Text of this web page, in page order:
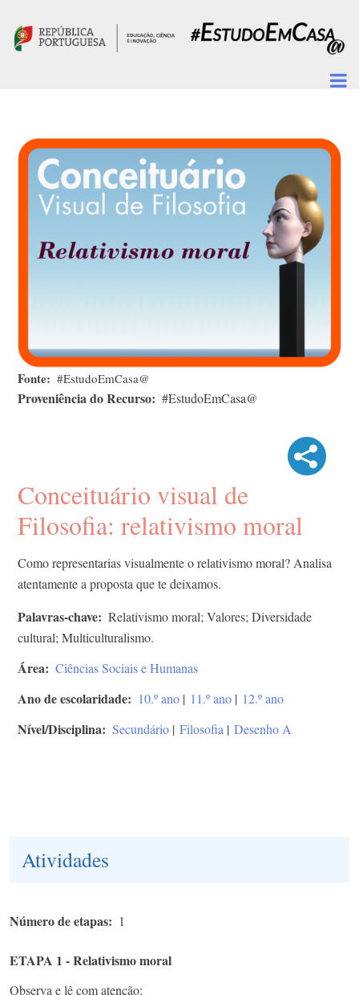
Fonte #EstudoEmCasa@
Proveniência do Recurso #EstudoEmCasa@
Conceituário visual de
Filosofia: relativismo moral
Como representarias visualmente o relativismo moral? Analisa
atentamente a proposta que te deixamos.
Palavras-chave
Relativismo moral; Valores; Diversidade
cultural; Multiculturalismo.
Área Ciências Sociais e Humanas
Ano de escolaridade 10.º ano | 11.º ano | 12.º ano
Nível/Disciplina Secundário | Filosofia | Desenho A
Atividades
Número de etapas 1
ETAPA 1 - Relativismo moral
Observa e lê com atenção: